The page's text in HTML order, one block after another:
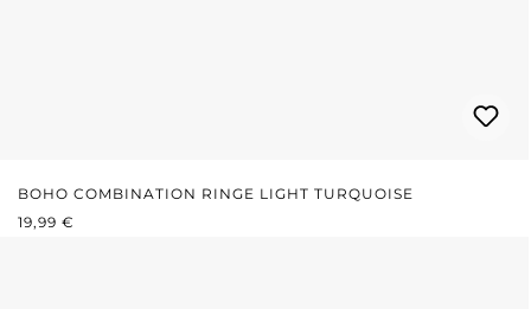
BOHO COMBINATION RINGE LIGHT TURQUOISE
REGULÄRER PREIS:
19,99 €